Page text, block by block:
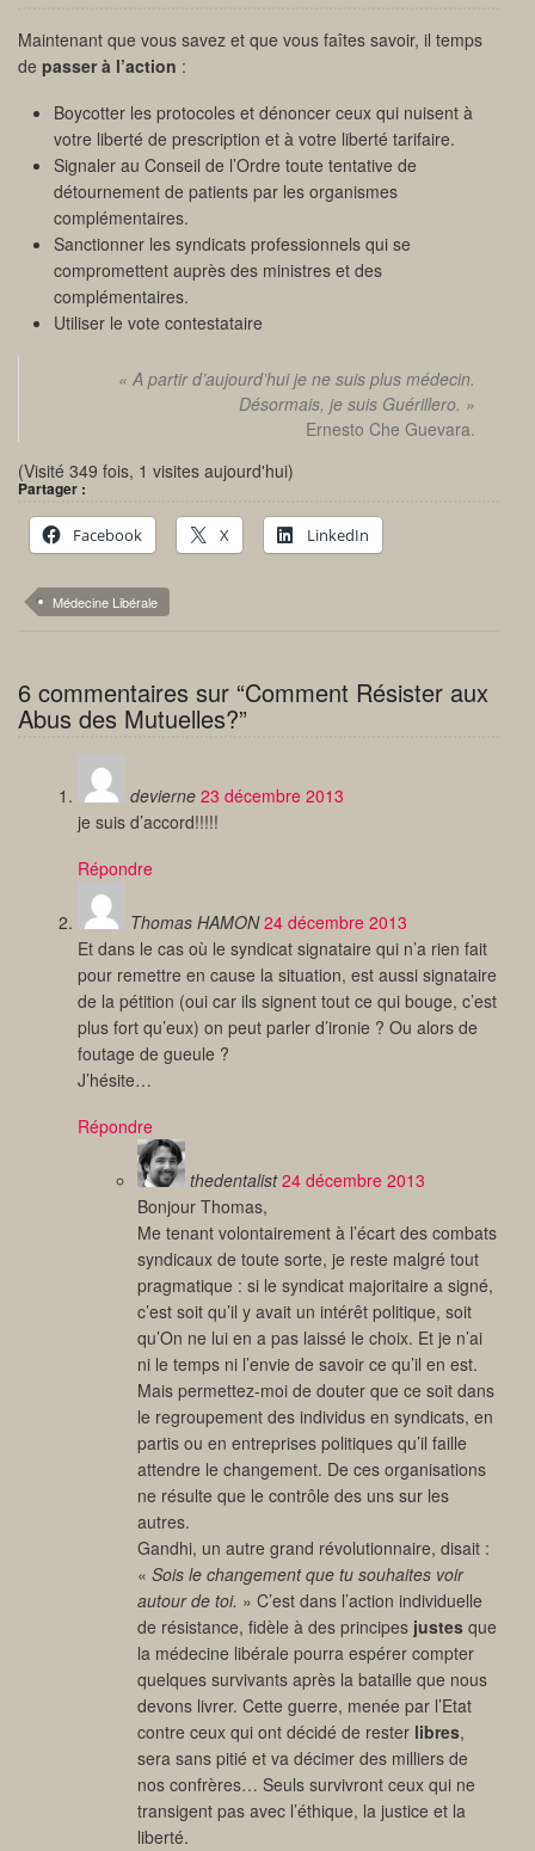
Maintenant que vous savez et que vous faîtes savoir, il temps
de passer à l’action :
Boycotter les protocoles et dénoncer ceux qui nuisent à
votre liberté de prescription et à votre liberté tarifaire.
Signaler au Conseil de l’Ordre toute tentative de
détournement de patients par les organismes
complémentaires.
Sanctionner les syndicats professionnels qui se
compromettent auprès des ministres et des
complémentaires.
Utiliser le vote contestataire
« A partir d’aujourd’hui je ne suis plus médecin.
Désormais, je suis Guérillero. »
Ernesto Che Guevara.
(Visité 349 fois, 1 visites aujourd'hui)
Partager :
Facebook X LinkedIn
Médecine Libérale
6 commentaires sur “Comment Résister aux
Abus des Mutuelles?”
devierne 23 décembre 2013
je suis d’accord!!!!!
Répondre
Thomas HAMON 24 décembre 2013
Et dans le cas où le syndicat signataire qui n’a rien fait
pour remettre en cause la situation, est aussi signataire
de la pétition (oui car ils signent tout ce qui bouge, c’est
plus fort qu’eux) on peut parler d’ironie ? Ou alors de
foutage de gueule ?
J’hésite…
Répondre
thedentalist 24 décembre 2013
Bonjour Thomas,
Me tenant volontairement à l’écart des combats
syndicaux de toute sorte, je reste malgré tout
pragmatique : si le syndicat majoritaire a signé,
c’est soit qu’il y avait un intérêt politique, soit
qu’On ne lui en a pas laissé le choix. Et je n’ai
ni le temps ni l’envie de savoir ce qu’il en est.
Mais permettez-moi de douter que ce soit dans
le regroupement des individus en syndicats, en
partis ou en entreprises politiques qu’il faille
attendre le changement. De ces organisations
ne résulte que le contrôle des uns sur les
autres.
Gandhi, un autre grand révolutionnaire, disait :
« Sois le changement que tu souhaites voir
autour de toi. » C’est dans l’action individuelle
de résistance, fidèle à des principes justes que
la médecine libérale pourra espérer compter
quelques survivants après la bataille que nous
devons livrer. Cette guerre, menée par l’Etat
contre ceux qui ont décidé de rester libres,
sera sans pitié et va décimer des milliers de
nos confrères… Seuls survivront ceux qui ne
transigent pas avec l’éthique, la justice et la
liberté.